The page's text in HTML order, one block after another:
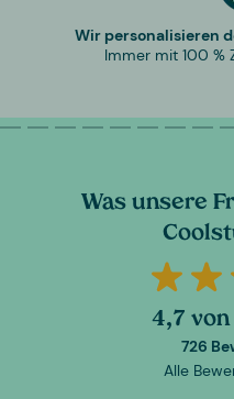
Wir personalisieren
Immer mit 100 %
Was unsere
4,7
726
Alle